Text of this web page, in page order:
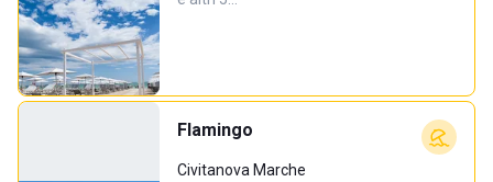
Flamingo
Civitanova Marche